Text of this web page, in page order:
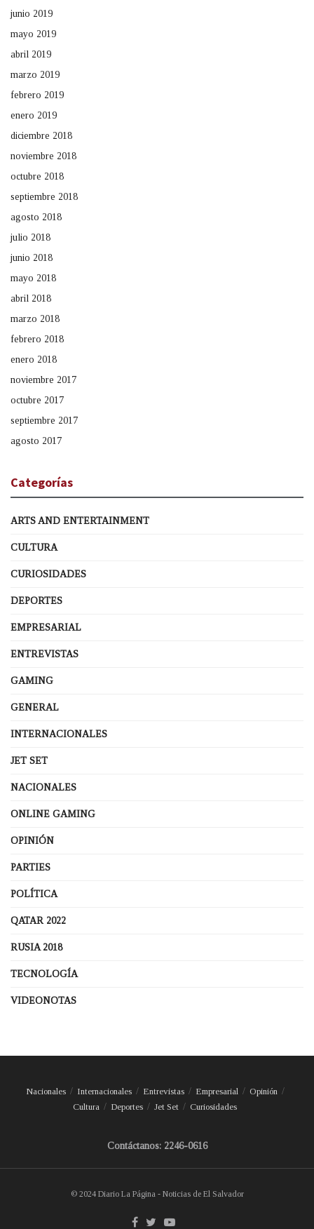
junio 2019
mayo 2019
abril 2019
marzo 2019
febrero 2019
enero 2019
diciembre 2018
noviembre 2018
octubre 2018
septiembre 2018
agosto 2018
julio 2018
junio 2018
mayo 2018
abril 2018
marzo 2018
febrero 2018
enero 2018
noviembre 2017
octubre 2017
septiembre 2017
agosto 2017
Categorías
ARTS AND ENTERTAINMENT
CULTURA
CURIOSIDADES
DEPORTES
EMPRESARIAL
ENTREVISTAS
GAMING
GENERAL
INTERNACIONALES
JET SET
NACIONALES
ONLINE GAMING
OPINIÓN
PARTIES
POLÍTICA
QATAR 2022
RUSIA 2018
TECNOLOGÍA
VIDEONOTAS
Nacionales Internacionales Entrevistas Empresarial
Opinión
Cultura
Deportes Jet Set Curiosidades
Contáctanos: 2246-0616
© 2024 Diario La Página - Noticias de El Salvador